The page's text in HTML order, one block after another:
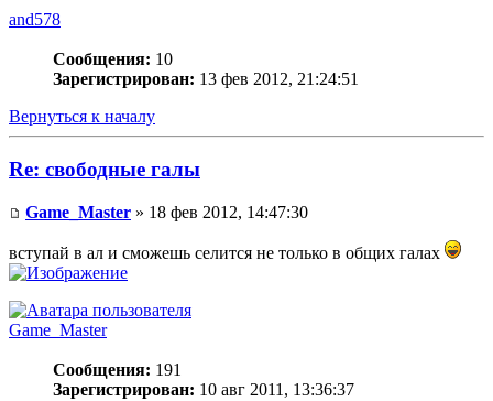
and578
Сообщения: 10
Зарегистрирован: 13 фев 2012, 21:24:51
Вернуться к началу
Re: свободные галы
Game_Master » 18 фев 2012, 14:47:30
вступай в ал и сможешь селится не только в общих галах
Game_Master
Сообщения: 191
Зарегистрирован: 10 авг 2011, 13:36:37